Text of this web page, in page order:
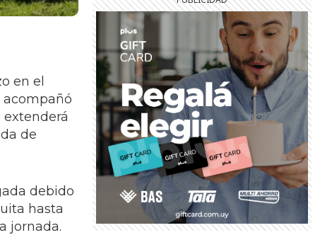
en el
acompañó
extenderá
de
debido
hasta
jornada.